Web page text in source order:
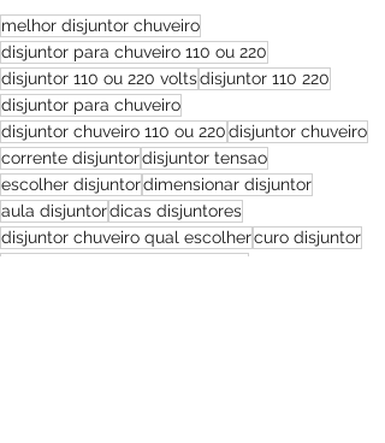
melhor disjuntor chuveiro
disjuntor para chuveiro 110 ou 220
disjuntor 110 ou 220 voltsdisjuntor 110 220
disjuntor para chuveiro
disjuntor chuveiro 110 ou 220disjuntor chuveiro
corrente disjuntordisjuntor tensao
escolher disjuntordimensionar disjuntor
aula disjuntordicas disjuntores
disjuntor chuveiro qual escolhercuro disjuntor